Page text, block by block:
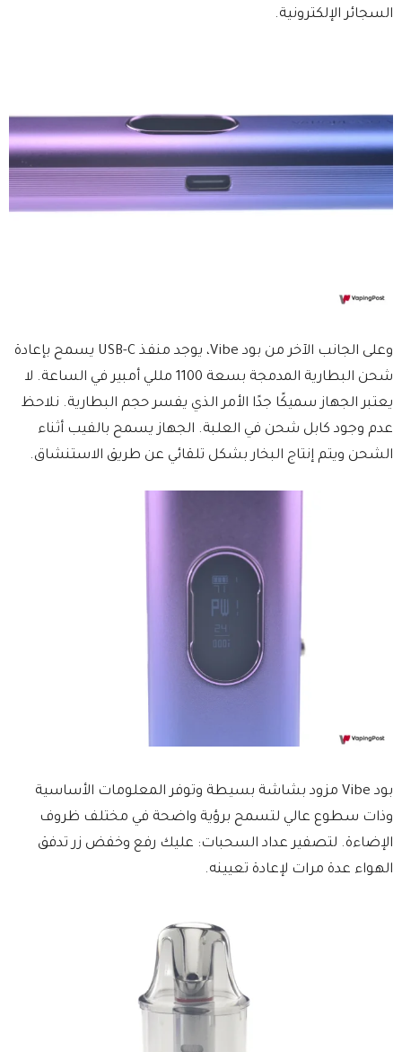
السجائر الإلكترونية.
وعلى الجانب الآخر من بود Vibe، يوجد منفذ USB-C يسمح بإعادة
شحن البطارية المدمجة بسعة 1100 مللي أمبير في الساعة. لا
يعتبر الجهاز سميكًا جدًا الأمر الذي يفسر حجم البطارية. نلاحظ
عدم وجود كابل شحن في العلبة. الجهاز يسمح بالفيب أثناء
الشحن ويتم إنتاج البخار بشكل تلقائي عن طريق الاستنشاق.
بود Vibe مزود بشاشة بسيطة وتوفر المعلومات الأساسية
وذات سطوع عالي لتسمح برؤية واضحة في مختلف ظروف
الإضاءة. لتصفير عداد السحبات: عليك رفع وخفض زر تدفق
الهواء عدة مرات لإعادة تعيينه.